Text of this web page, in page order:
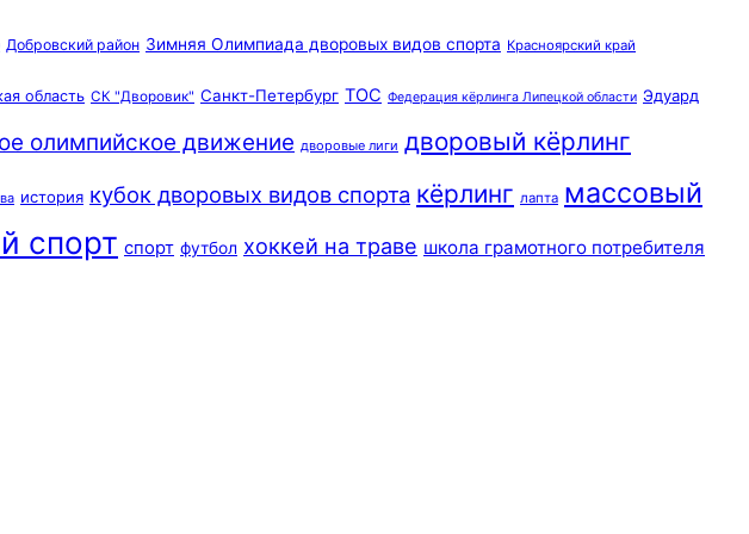
Добровский район Зимняя Олимпиада дворовых видов спорта Красноярский край
область СК "Дворовик" Санкт-Петербург ТОС Федерация кёрлинга Липецкой области Эдуард
олимпийское движение дворовые лиги дворовый кёрлинг
история кубок дворовых видов спорта кёрлинг лапта массовый
спорт спорт футбол хоккей на траве школа грамотного потребителя